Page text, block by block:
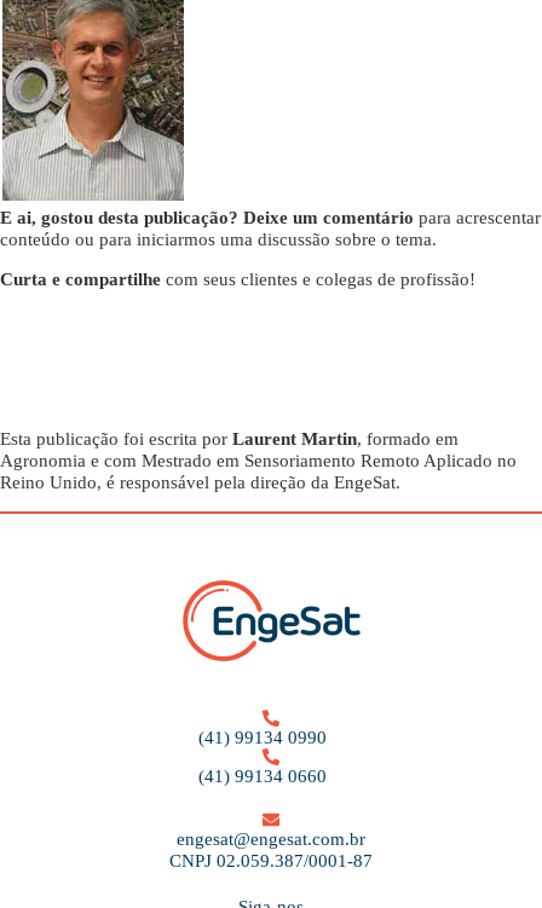
E ai, gostou desta publicação? Deixe um comentário para acrescentar
conteúdo ou para iniciarmos uma discussão sobre o tema.
Curta e compartilhe com seus clientes e colegas de profissão!
Esta publicação foi escrita por Laurent Martin, formado em
Agronomia e com Mestrado em Sensoriamento Remoto Aplicado no
Reino Unido, é responsável pela direção da EngeSat.
(41) 99134 0990
(41) 99134 0660
engesat@engesat.com.br
CNPJ 02.059.387/0001-87